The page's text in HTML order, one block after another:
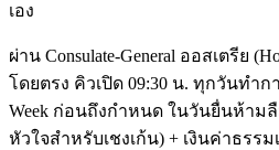
เอง
ผ่าน Consulate-General ออสเตรีย
โดยตรง คิวเปิด 09:30 น. ทุกวันทำก
Week ก่อนถึงกำหนด ในวันยื่นห้าม
หัวใจสำหรับเชงเก้น) + เงินค่าธรร